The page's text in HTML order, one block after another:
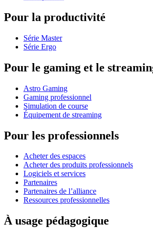
Pour la productivité
Série Master
Série Ergo
Pour le gaming et le
Astro Gaming
Gaming professionnel
Simulation de course
Équipement de streaming
Pour les professionnels
Acheter des espaces
Acheter des produits professionnels
Logiciels et services
Partenaires
Partenaires de l’alliance
Ressources professionnelles
À usage pédagogique